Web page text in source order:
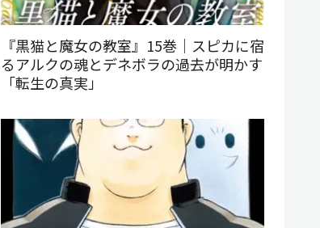
『黒猫と魔女の教室』15巻｜スピカに宿
るアルクの魂とデネボラの過去が明かす
「転生の真実」